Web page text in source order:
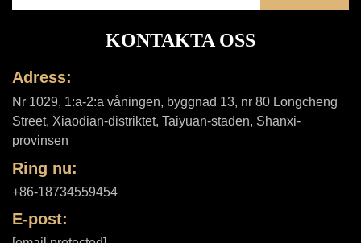
KONTAKTA OSS
Adress:
Nr 1029, 1:a-2:a våningen, byggnad 13, nr 80 Longcheng
Street, Xiaodian-distriktet, Taiyuan-staden, Shanxi-
provinsen
Ring nu:
+86-18734559454
E-post: